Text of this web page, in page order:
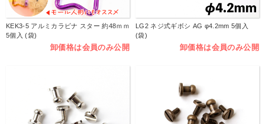
KEK3-5 アルミカラビナ スター 約48ｍｍ
5個入 (袋)
卸価格は会員のみ公開
LG2 ネジ式ギボシ AG φ4.2mm 5個入
(袋)
卸価格は会員のみ公開